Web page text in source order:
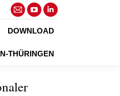
E-
Mail
opens
new
YouTube
page
in
Linkedin
page
in
DOWNLOAD
THÜRINGEN